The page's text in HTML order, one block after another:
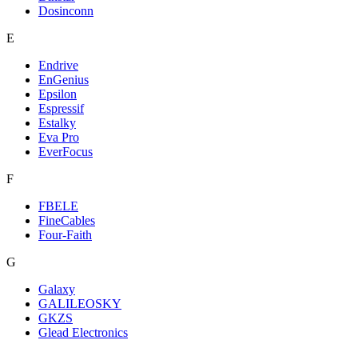
Dosinconn
E
Endrive
EnGenius
Epsilon
Espressif
Estalky
Eva Pro
EverFocus
F
FBELE
FineCables
Four-Faith
G
Galaxy
GALILEOSKY
GKZS
Glead Electronics